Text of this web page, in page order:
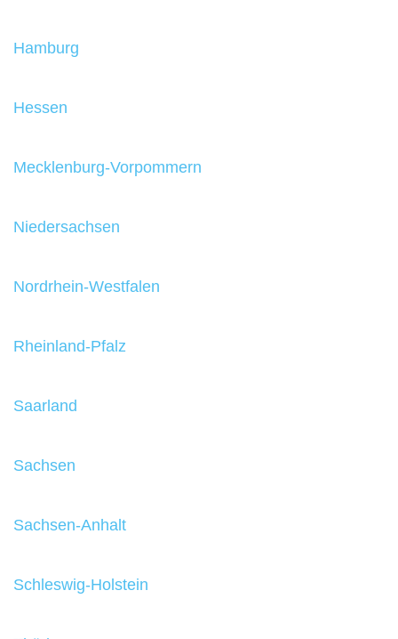
Hamburg
Hessen
Mecklenburg-Vorpommern
Niedersachsen
Nordrhein-Westfalen
Rheinland-Pfalz
Saarland
Sachsen
Sachsen-Anhalt
Schleswig-Holstein